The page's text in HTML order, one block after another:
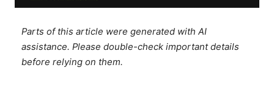
Parts of this article were generated with AI
assistance. Please double-check important details
before relying on them.